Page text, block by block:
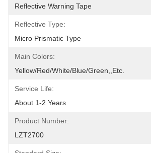
Reflective Warning Tape
Reflective Type:
Micro Prismatic Type
Main Colors:
Yellow/red/white/blue/green,,etc.
Service Life:
About 1-2 Years
Product Number:
LZT2700